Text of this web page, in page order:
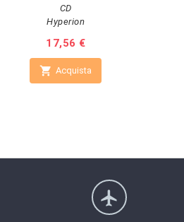
CD
Hyperion
Prezzo
17,56 €
 Acquista
flight